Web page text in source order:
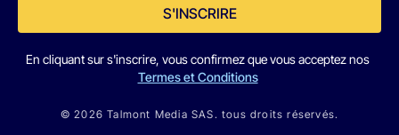
S'INSCRIRE
En cliquant sur s'inscrire, vous confirmez que vous acceptez nos
Termes et Conditions
© 2026 Talmont Media SAS. tous droits réservés.